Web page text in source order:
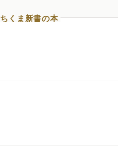
ちくま新書の本